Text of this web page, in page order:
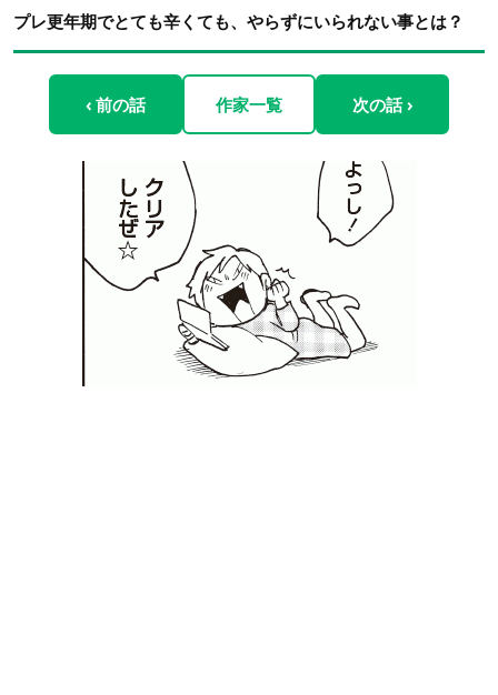
プレ更年期でとても辛くても、やらずにいられない事とは？
‹ 前の話 作家一覧 次の話 ›